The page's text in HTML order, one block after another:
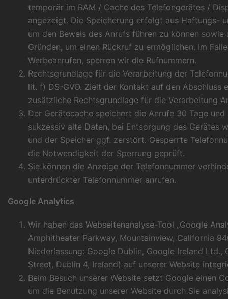
temporär im RAM / Cache des Telefongerätes /
angezeigt. Die Speicherung erfolgt aus Haftungs-
um den Beweis des Anrufs führen zu können
Gründen, um einen Rückruf zu ermöglichen. Im
Werbeanrufen, sperren wir die Rufnummern.
Rechtsgrundlage für die Verarbeitung der
lit. f) DS-GVO. Zielt der Kontakt auf den Abschluss
zusätzliche Rechtsgrundlage für die Verarbeitung
Der Gerätecache speichert die Anrufe 30 Tage
sukzessiv alte Daten, bei Entsorgung des Gerätes
und der Speicher ggf. zerstört. Gesperrte
die Notwendigkeit der Sperrung geprüft.
Sie können die Anzeige der Telefonnummer
unterdrückter Telefonnummer anrufen.
Google Analytics
Wir haben das Webseitenanalyse-Tool „Google
Amphitheater Parkway, Mountainview, California
Niederlassung: Google Dublin, Google Ireland Ltd.,
Street, Dublin 4, Ireland) auf unserer Website
Beim Besuch unserer Website setzt Google einen
um die Benutzung unserer Website durch Sie